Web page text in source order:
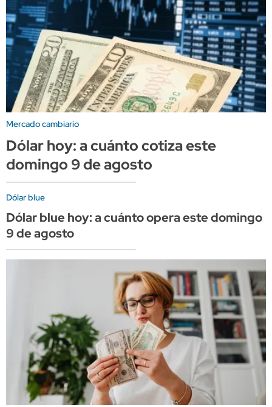
Mercado cambiario
Dólar hoy: a cuánto cotiza este
domingo 9 de agosto
Dólar blue
Dólar blue hoy: a cuánto opera este domingo
9 de agosto